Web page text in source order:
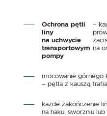
Ochrona pętli
liny
na uchwycie
transportowym
pompy
–
na
mocowanie górnego
– pętla z kauszą
każde zakończenie
na haku, sworzniu lub